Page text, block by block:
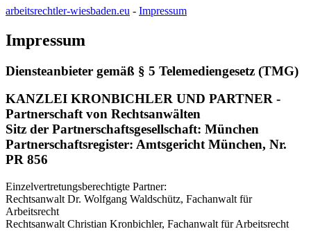
arbeitsrechtler-wiesbaden.eu - Impressum
Impressum
Diensteanbieter gemäß § 5 Telemediengesetz (TMG)
KANZLEI KRONBICHLER UND PARTNER -
Partnerschaft von Rechtsanwälten
Sitz der Partnerschaftsgesellschaft: München
Partnerschaftsregister: Amtsgericht München, Nr.
PR 856
Einzelvertretungsberechtigte Partner:
Rechtsanwalt Dr. Wolfgang Waldschütz, Fachanwalt für
Arbeitsrecht
Rechtsanwalt Christian Kronbichler, Fachanwalt für Arbeitsrecht